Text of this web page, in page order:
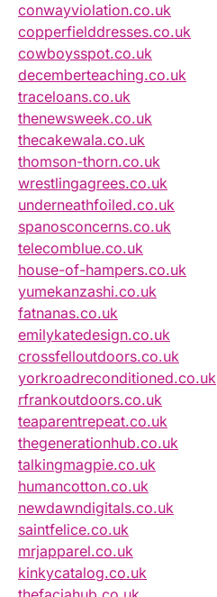
conwayviolation.co.uk
copperfielddresses.co.uk
cowboysspot.co.uk
decemberteaching.co.uk
traceloans.co.uk
thenewsweek.co.uk
thecakewala.co.uk
thomson-thorn.co.uk
wrestlingagrees.co.uk
underneathfoiled.co.uk
spanosconcerns.co.uk
telecomblue.co.uk
house-of-hampers.co.uk
yumekanzashi.co.uk
fatnanas.co.uk
emilykatedesign.co.uk
crossfelloutdoors.co.uk
yorkroadreconditioned.co.uk
rfrankoutdoors.co.uk
teaparentrepeat.co.uk
thegenerationhub.co.uk
talkingmagpie.co.uk
humancotton.co.uk
newdawndigitals.co.uk
saintfelice.co.uk
mrjapparel.co.uk
kinkycatalog.co.uk